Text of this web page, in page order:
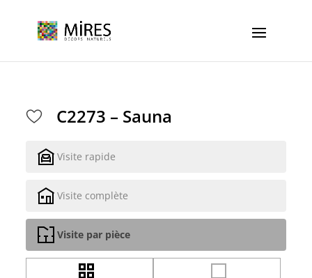
C2273 – Sauna
Visite rapide
Visite complète
Visite par pièce